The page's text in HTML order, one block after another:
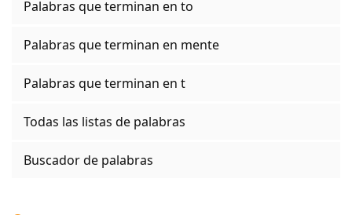
Palabras que terminan en to
Palabras que terminan en mente
Palabras que terminan en t
Todas las listas de palabras
Buscador de palabras